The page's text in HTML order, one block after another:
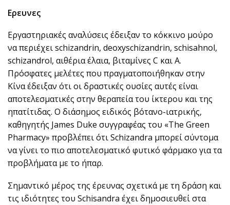
Eρευνες
Εργαστηριακές αναλύσεις έδειξαν το κόκκινο μούρο
να περιέχει schizandrin, deoxyschizandrin, schisahnol,
schizandrol, αιθέρια έλαια, βιταμίνες C και A.
Πρόσφατες μελέτες που πραγματοποιήθηκαν στην
Κίνα έδειξαν ότι οι δραστικές ουσίες αυτές είναι
αποτελεσματικές στην θεραπεία του ίκτερου και της
ηπατίτιδας. Ο διάσημος ειδικός βότανο-ιατρικής,
καθηγητής James Duke συγγραφέας του «The Green
Pharmacy» προβλέπει ότι Schizandra μπορεί σύντομα
να γίνει το πιο αποτελεσματικό φυτικό φάρμακο για τα
προβλήματα με το ήπαρ.
Σημαντικό μέρος της έρευνας σχετικά με τη δράση και
τις ιδιότητες του Schisandra έχει δημοσιευθεί στα